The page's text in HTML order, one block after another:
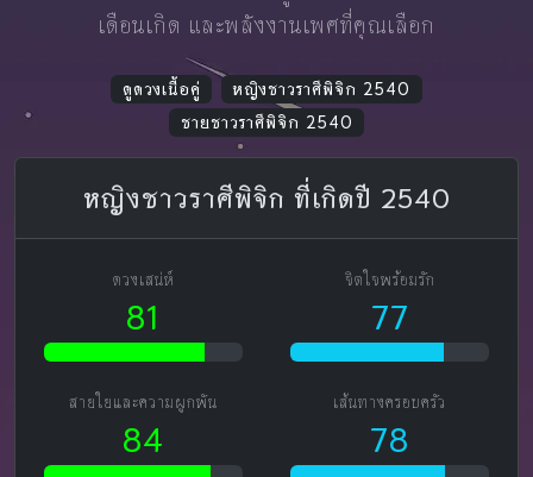
เดือนเกิด และพลังงานเพศที่คุณเลือก
ดูดวงเนื้อคู่
หญิงชาวราศีพิจิก 2540
ชายชาวราศีพิจิก 2540
หญิงชาวราศีพิจิก ที่เกิดปี 2540
ดวงเสน่ห์
81
จิตใจพร้อมรัก
77
สายใยและความผูกพัน
84
เส้นทางครอบครัว
78